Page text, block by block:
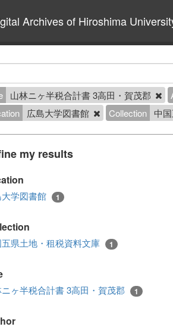
Archives of Hiroshima
山林ニヶ半税合計書 3高田・賀茂郡
広島大学図書館 Collection 中
my results
学図書館 1
県土地・租税資料文庫 1
ヶ半税合計書 3高田・賀茂郡 1